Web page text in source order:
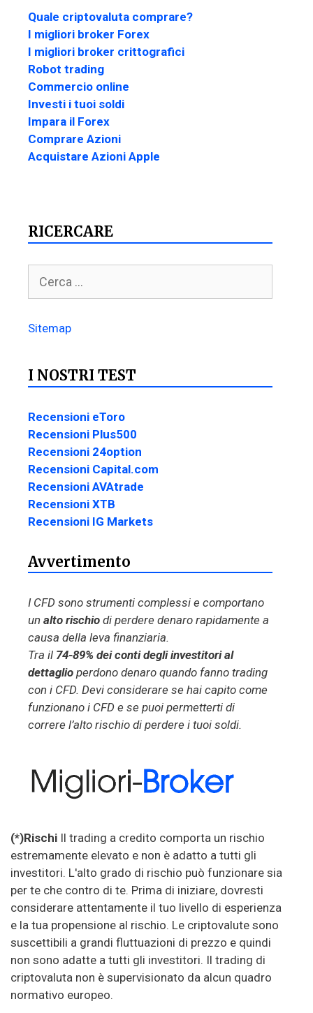
Quale criptovaluta comprare?
I migliori broker Forex
I migliori broker crittografici
Robot trading
Commercio online
Investi i tuoi soldi
Impara il Forex
Comprare Azioni
Acquistare Azioni Apple
RICERCARE
Sitemap
I NOSTRI TEST
Recensioni eToro
Recensioni Plus500
Recensioni 24option
Recensioni Capital.com
Recensioni AVAtrade
Recensioni XTB
Recensioni IG Markets
Avvertimento
I CFD sono strumenti complessi e comportano
un alto rischio di perdere denaro rapidamente a
causa della leva finanziaria.
Tra il 74-89% dei conti degli investitori al
dettaglio perdono denaro quando fanno trading
con i CFD. Devi considerare se hai capito come
funzionano i CFD e se puoi permetterti di
correre l’alto rischio di perdere i tuoi soldi.
(*)Rischi Il trading a credito comporta un rischio
estremamente elevato e non è adatto a tutti gli
investitori. L'alto grado di rischio può funzionare sia
per te che contro di te. Prima di iniziare, dovresti
considerare attentamente il tuo livello di esperienza
e la tua propensione al rischio. Le criptovalute sono
suscettibili a grandi fluttuazioni di prezzo e quindi
non sono adatte a tutti gli investitori. Il trading di
criptovaluta non è supervisionato da alcun quadro
normativo europeo.